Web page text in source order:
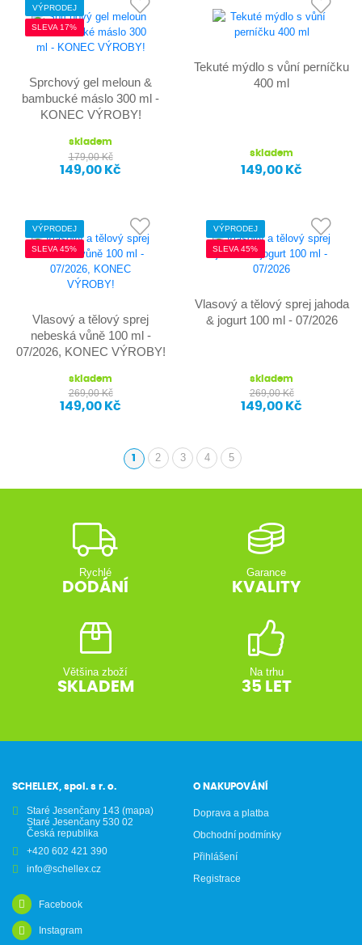
VÝPRODEJ
SLEVA 17%
Sprchový gel meloun &
bambucké máslo 300 ml -
KONEC VÝROBY!
skladem
179,00 Kč
149,00 Kč
Tekuté mýdlo s vůní perníčku
400 ml
skladem
149,00 Kč
VÝPRODEJ
SLEVA 45%
Vlasový a tělový sprej
nebeská vůně 100 ml -
07/2026, KONEC VÝROBY!
skladem
269,00 Kč
149,00 Kč
VÝPRODEJ
SLEVA 45%
Vlasový a tělový sprej jahoda
& jogurt 100 ml - 07/2026
skladem
269,00 Kč
149,00 Kč
1(aktuální)
2 3 4 5
Rychlé
DODÁNÍ
Garance
KVALITY
Většina zboží
SKLADEM
Na trhu
35 LET
SCHELLEX, spol. s r. o.
Staré Jesenčany 143 (mapa)
Staré Jesenčany 530 02
Česká republika
+420 602 421 390
info@schellex.cz
Facebook
Instagram
O NAKUPOVÁNÍ
Doprava a platba
Obchodní podmínky
Přihlášení
Registrace